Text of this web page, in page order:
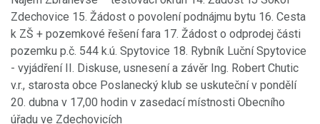
Zdechovice 15. Žádost o povolení podnájmu bytu 16. Cesta
k ZŠ + pozemkové řešení fara 17. Žádost o odprodej části
pozemku p.č. 544 k.ú. Spytovice 18. Rybník Luční Spytovice
- vyjádření II. Diskuse, usnesení a závěr Ing. Robert Chutic
v.r., starosta obce Poslanecký klub se uskuteční v pondělí
20. dubna v 17,00 hodin v zasedací místnosti Obecního
úřadu ve Zdechovicích